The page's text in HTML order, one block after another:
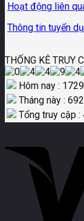
Hoạt động liên
Thông tin tuyển
THỐNG KÊ TRUY
Hôm nay : 1729
Tháng này :
Tổng truy cập :